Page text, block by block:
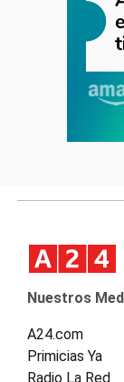
Nuestros
A24.com
Primicias Ya
Radio La Red